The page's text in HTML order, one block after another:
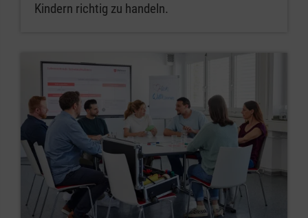
Kindern richtig zu handeln.